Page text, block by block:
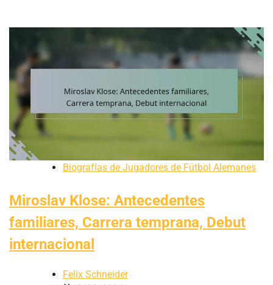
Biografías de Jugadores de Fútbol Alemanes
Miroslav Klose: Antecedentes
familiares, Carrera temprana, Debut
internacional
Felix Schneider